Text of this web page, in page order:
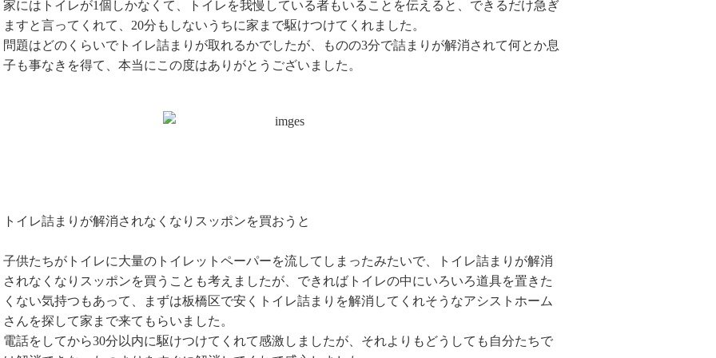
家にはトイレが1個しかなくて、トイレを我慢している者もいることを伝えると、できるだけ急ぎ
ますと言ってくれて、20分もしないうちに家まで駆けつけてくれました。
問題はどのくらいでトイレ詰まりが取れるかでしたが、ものの3分で詰まりが解消されて何とか息
子も事なきを得て、本当にこの度はありがとうございました。
トイレ詰まりが解消されなくなりスッポンを買おうと
子供たちがトイレに大量のトイレットペーパーを流してしまったみたいで、トイレ詰まりが解消
されなくなりスッポンを買うことも考えましたが、できればトイレの中にいろいろ道具を置きた
くない気持つもあって、まずは板橋区で安くトイレ詰まりを解消してくれそうなアシストホーム
さんを探して家まで来てもらいました。
電話をしてから30分以内に駆けつけてくれて感激しましたが、それよりもどうしても自分たちで